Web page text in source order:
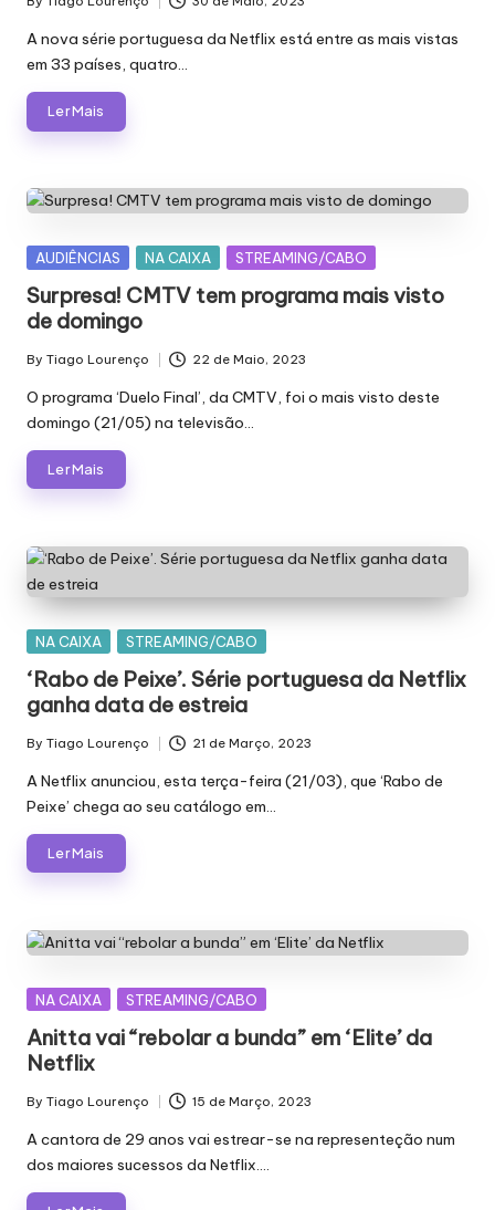
Posted
by
A nova série portuguesa da Netflix está entre as mais vistas
em 33 países, quatro…
Ler Mais
Posted
AUDIÊNCIAS NA CAIXA STREAMING/CABO
Surpresa! CMTV tem programa mais visto
de domingo
Posted
by
By Tiago Lourenço 22 de Maio, 2023
O programa ‘Duelo Final’, da CMTV, foi o mais visto deste
domingo (21/05) na televisão…
Ler Mais
Posted
NA CAIXA STREAMING/CABO
‘Rabo de Peixe’. Série portuguesa da Netflix
ganha data de estreia
Posted
by
By Tiago Lourenço 21 de Março, 2023
A Netflix anunciou, esta terça-feira (21/03), que ‘Rabo de
Peixe’ chega ao seu catálogo em…
Ler Mais
Posted
NA CAIXA STREAMING/CABO
Anitta vai “rebolar a bunda” em ‘Elite’ da
Netflix
Posted
by
By Tiago Lourenço 15 de Março, 2023
A cantora de 29 anos vai estrear-se na representeção num
dos maiores sucessos da Netflix.…